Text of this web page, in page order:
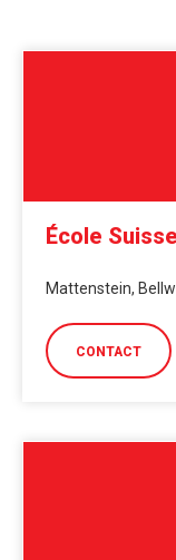
École
Mattenstein,
CONTACT